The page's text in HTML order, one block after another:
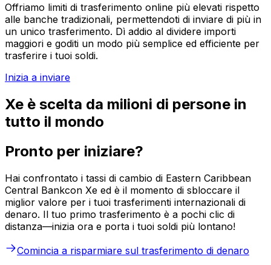
Offriamo limiti di trasferimento online più elevati rispetto
alle banche tradizionali, permettendoti di inviare di più in
un unico trasferimento. Dì addio al dividere importi
maggiori e goditi un modo più semplice ed efficiente per
trasferire i tuoi soldi.
Inizia a inviare
Xe è scelta da milioni di persone in
tutto il mondo
Pronto per iniziare?
Hai confrontato i tassi di cambio di Eastern Caribbean
Central Bankcon Xe ed è il momento di sbloccare il
miglior valore per i tuoi trasferimenti internazionali di
denaro. Il tuo primo trasferimento è a pochi clic di
distanza—inizia ora e porta i tuoi soldi più lontano!
Comincia a risparmiare sul trasferimento di denaro